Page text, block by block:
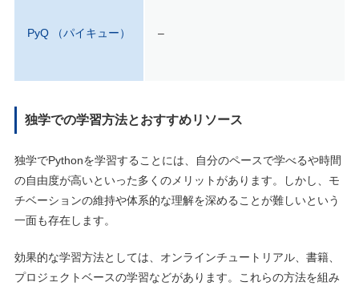
PyQ （パイキュー） –
独学での学習方法とおすすめリソース
独学でPythonを学習することには、自分のペースで学べるや時間
の自由度が高いといった多くのメリットがあります。しかし、モ
チベーションの維持や体系的な理解を深めることが難しいという
一面も存在します。
効果的な学習方法としては、オンラインチュートリアル、書籍、
プロジェクトベースの学習などがあります。これらの方法を組み